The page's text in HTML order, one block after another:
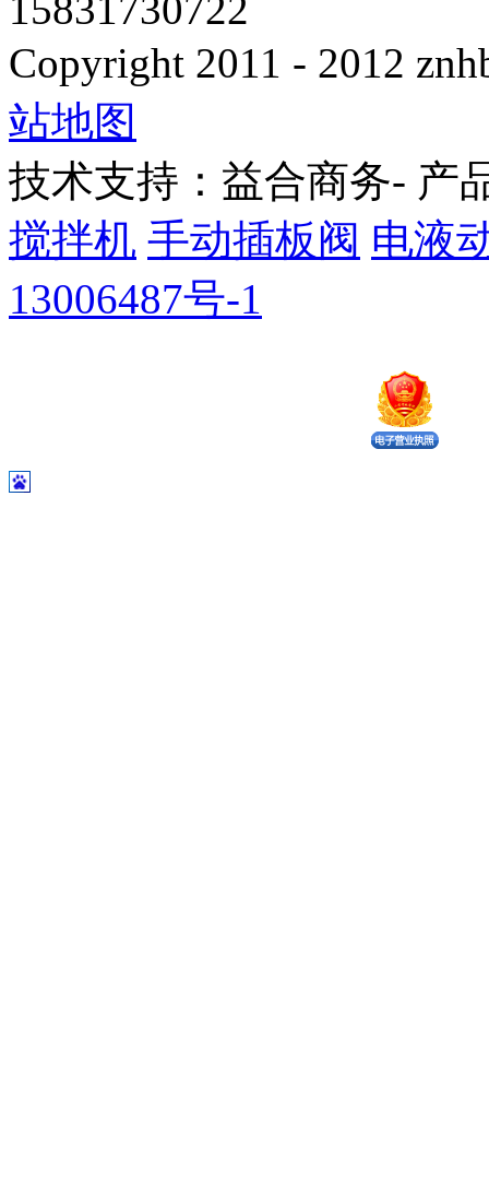
Copyright 2011 - 2012
站地图
技术支持：益合商务- 产
搅拌机 手动插板阀 电液
13006487号-1